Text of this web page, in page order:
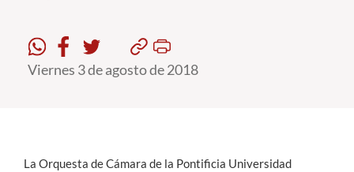
Estudiantes
Viernes 3 de agosto de 2018
La Orquesta de Cámara de la Pontificia Universidad